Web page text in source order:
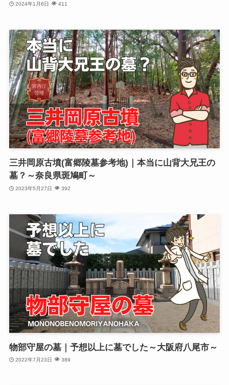
2024年1月6日 411
三井岡原古墳(富郷陵墓参考地)｜本当に山背大兄王の
墓？～奈良県斑鳩町～
2023年5月27日 392
物部守屋の墓｜予想以上に墓でした～大阪府八尾市～
2022年7月23日 389